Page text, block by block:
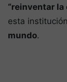
“reinventar la
esta
mundo.